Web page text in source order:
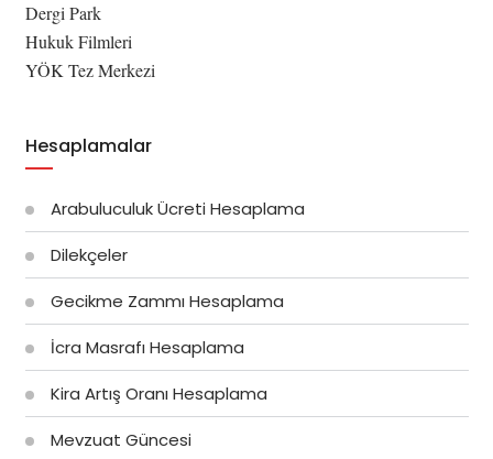
Dergi Park
Hukuk Filmleri
YÖK Tez Merkezi
Hesaplamalar
Arabuluculuk Ücreti Hesaplama
Dilekçeler
Gecikme Zammı Hesaplama
İcra Masrafı Hesaplama
Kira Artış Oranı Hesaplama
Mevzuat Güncesi